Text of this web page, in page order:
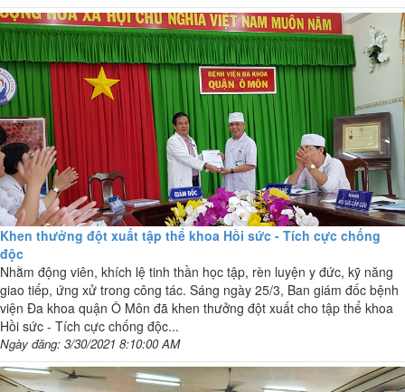
Khen thưởng đột xuất tập thể khoa Hồi sức - Tích cực chống
độc
Nhằm động viên, khích lệ tinh thần học tập, rèn luyện y đức, kỹ năng
giao tiếp, ứng xử trong công tác. Sáng ngày 25/3, Ban giám đốc bệnh
viện Đa khoa quận Ô Môn đã khen thưởng đột xuất cho tập thể khoa
Hồi sức - Tích cực chống độc...
Ngày đăng: 3/30/2021 8:10:00 AM